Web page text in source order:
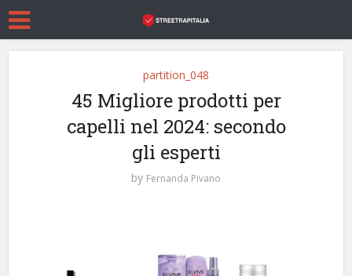
partition_048
45 Migliore prodotti per
capelli nel 2024: secondo
gli esperti
by Fernanda Pivano